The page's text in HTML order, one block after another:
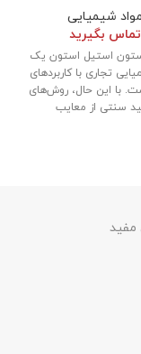
مواد شیمیایی
تماس بگیرید
استیل استون یک
تجاری با کاربردهای
با این حال، روش‌های
سنتی از معایب
مفید